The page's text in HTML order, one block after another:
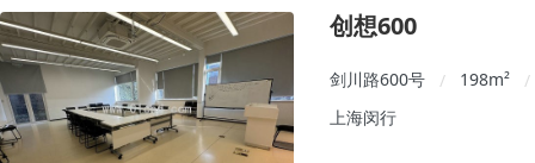
创想600
剑川路600号 / 198m²
/
上海闵行